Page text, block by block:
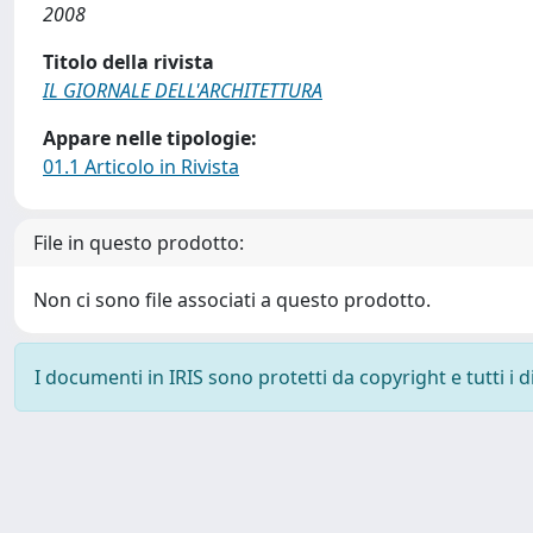
2008
Titolo della rivista
IL GIORNALE DELL'ARCHITETTURA
Appare nelle tipologie:
01.1 Articolo in Rivista
File in questo prodotto:
Non ci sono file associati a questo prodotto.
I documenti in IRIS sono protetti da copyright e tutti i